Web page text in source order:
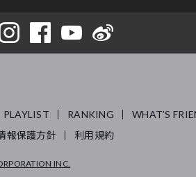
PLAYLIST RANKING WHAT’S
報保護方針 利用規約
INC.